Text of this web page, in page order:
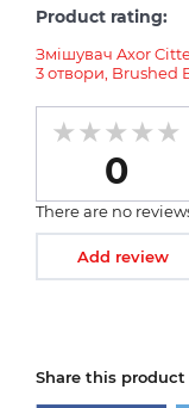
Product rating:
Змішувач Axor
3 отвори, Brushed
0
There are no
Add review
Share this product